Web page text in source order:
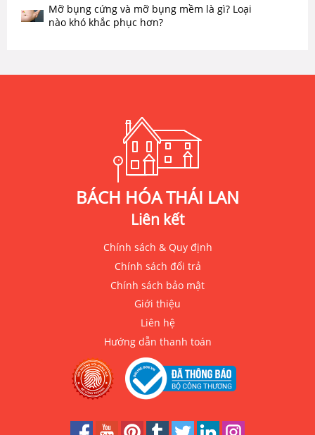
Mỡ bụng cứng và mỡ bụng mềm là gì? Loại
nào khó khắc phục hơn?
BÁCH HÓA THÁI LAN
Liên kết
Chính sách & Quy định
Chính sách đổi trả
Chính sách bảo mật
Giới thiệu
Liên hệ
Hướng dẫn thanh toán